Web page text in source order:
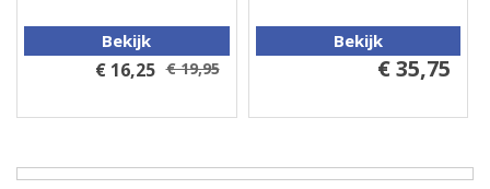
Bekijk
€ 16,25 € 19,95
Bekijk
€ 35,75